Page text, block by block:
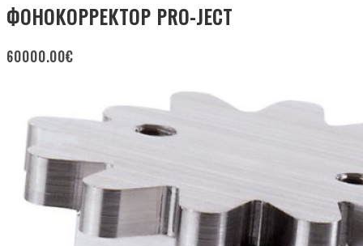
ФОНОКОРРЕКТОР PRO-JECT
60000.00€